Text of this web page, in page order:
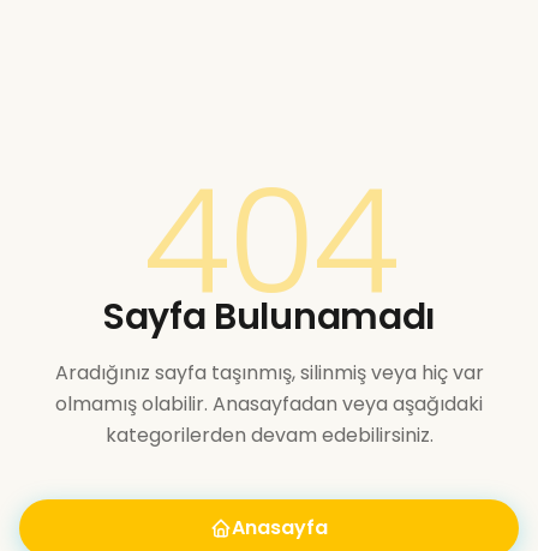
404
Sayfa Bulunamadı
Aradığınız sayfa taşınmış, silinmiş veya hiç var
olmamış olabilir. Anasayfadan veya aşağıdaki
kategorilerden devam edebilirsiniz.
Anasayfa